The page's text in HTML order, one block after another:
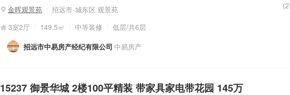
金晖观景苑
招远市-城东区 观景苑
3室2厅
149.5㎡ 中等装修 低层/共6层
招远市中易房产经纪有限公司 中易房产
(
15237 御景华城 2楼100平精装 带家具家电带花园 145万